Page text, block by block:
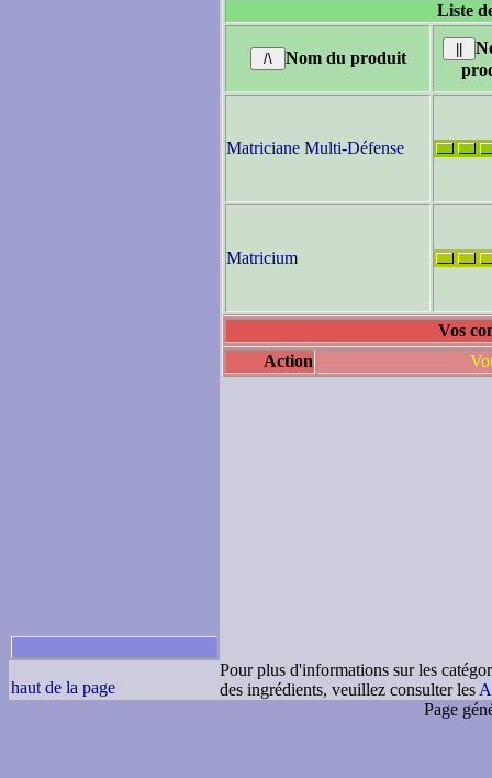
Liste
Nom du produit
Matriciane Multi-Défense
Matricium
Vos
Action
haut de la page
Pour plus d'informations sur les
des ingrédients, veuillez consulter les
Page